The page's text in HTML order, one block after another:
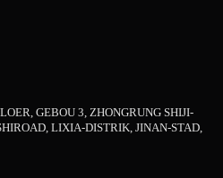
GEBOU 3, ZHONGRUNG SHIJI-
LIXIA-DISTRIK, JINAN-STAD,